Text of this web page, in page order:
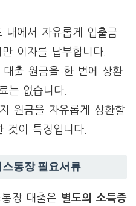
내에서 자유롭게 입출금
이자를 납부합니다.
출 원금을 한 번에 상환
는 없습니다.
원금을 자유롭게 상환할
것이 특징입니다.
통장 필요서류
장 대출은 별도의 소득증